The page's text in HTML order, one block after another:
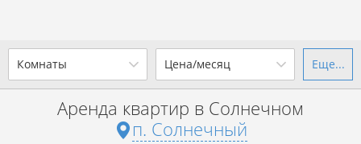
Комнаты
1-комн. 2-комн. 3-комн. 4+
Цена/месяц
от до
Еще...
Аренда квартир в Солнечном
п. Солнечный
Ваш город -п. Солнечный?
Выбрать город